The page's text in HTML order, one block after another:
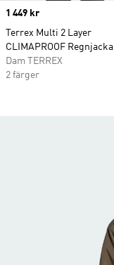
Price
1 449 kr
Terrex Multi 2 Layer
CLIMAPROOF Regnjacka
Dam TERREX
2 färger